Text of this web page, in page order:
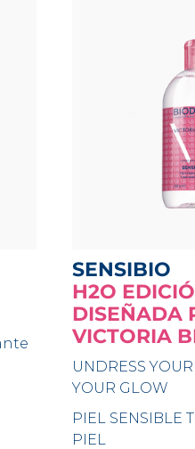
SENSIBIO
H2O
DISEÑADA
VICTORIA
UNDRESS
YOUR GLOW
PIEL SENSIBLE
PIEL